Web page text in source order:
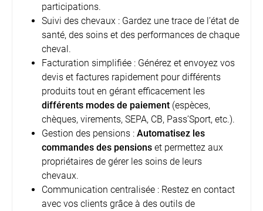
participations.
Suivi des chevaux : Gardez une trace de l’état de
santé, des soins et des performances de chaque
cheval.
Facturation simplifiée : Générez et envoyez vos
devis et factures rapidement pour différents
produits tout en gérant efficacement les
différents modes de paiement(espèces,
chèques, virements, SEPA, CB, Pass’Sport, etc.).
Gestion des pensions : Automatisez les
commandes des pensionset permettez aux
propriétaires de gérer les soins de leurs
chevaux.
Communication centralisée : Restez en contact
avec vos clients grâce à des outils de